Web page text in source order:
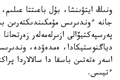
ونىڭ ايتۋىنشا، بۇل باعىتتا
جانە ءوندىرىس مۇمكىندىكتەرىن
پەرسپەكتيۆالى ازىرلەمەلەر
دياگنوستيكادا، ەمدەۋدە،
اسەر ەتەتىن باسقا دا سالالاردا
ءتيىس.